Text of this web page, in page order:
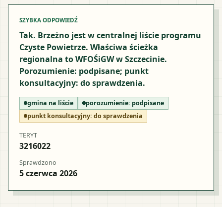
SZYBKA ODPOWIEDŹ
Tak. Brzeżno jest w centralnej liście programu
Czyste Powietrze. Właściwa ścieżka
regionalna to WFOŚiGW w Szczecinie.
Porozumienie: podpisane; punkt
konsultacyjny: do sprawdzenia.
gmina na liście porozumienie: podpisane
punkt konsultacyjny: do sprawdzenia
TERYT
3216022
Sprawdzono
5 czerwca 2026